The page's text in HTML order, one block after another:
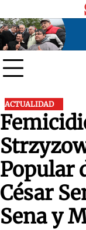
to
content
ACTUALIDAD
Popular
César
Sena y